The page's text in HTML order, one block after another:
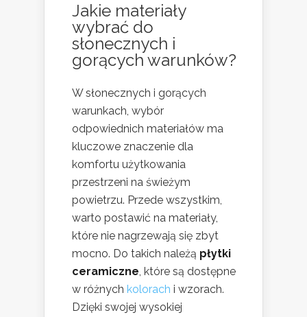
Jakie materiały
wybrać do
słonecznych i
gorących warunków?
W słonecznych i gorących
warunkach, wybór
odpowiednich materiałów ma
kluczowe znaczenie dla
komfortu użytkowania
przestrzeni na świeżym
powietrzu. Przede wszystkim,
warto postawić na materiały,
które nie nagrzewają się zbyt
mocno. Do takich należą płytki
ceramiczne, które są dostępne
w różnych kolorach i wzorach.
Dzięki swojej wysokiej